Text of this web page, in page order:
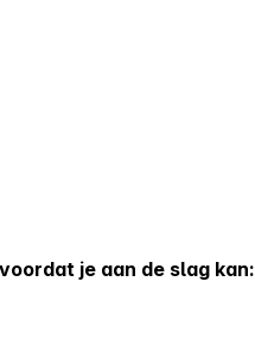
je aan de slag kan: